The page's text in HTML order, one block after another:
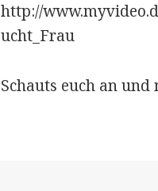
http://
ucht_Frau
Schauts euch an